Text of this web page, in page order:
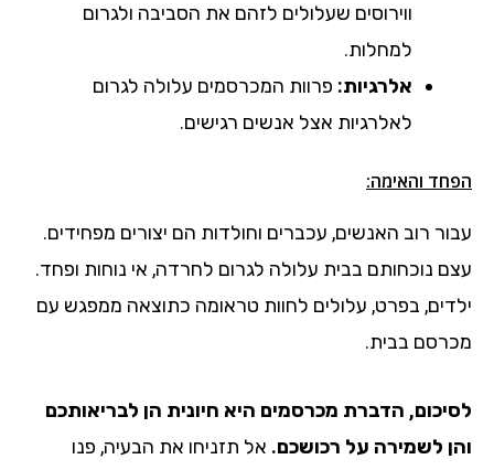
ווירוסים שעלולים לזהם את הסביבה ולגרום
למחלות.
אלרגיות: פרוות המכרסמים עלולה לגרום
לאלרגיות אצל אנשים רגישים.
הפחד והאימה:
עבור רוב האנשים, עכברים וחולדות הם יצורים מפחידים.
עצם נוכחותם בבית עלולה לגרום לחרדה, אי נוחות ופחד.
ילדים, בפרט, עלולים לחוות טראומה כתוצאה ממפגש עם
מכרסם בבית.
לסיכום, הדברת מכרסמים היא חיונית הן לבריאותכם
והן לשמירה על רכושכם. אל תזניחו את הבעיה, פנו